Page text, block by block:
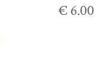
€ 6.00